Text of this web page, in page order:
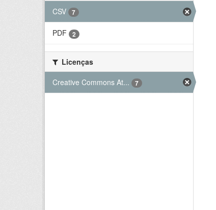
CSV
7
PDF 2
Licenças
Creative Commons At...
7